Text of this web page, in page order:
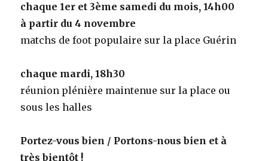
chaque 1er et 3ème samedi du mois, 14h00
à partir du 4 novembre
matchs de foot populaire sur la place Guérin
chaque mardi, 18h30
réunion plénière maintenue sur la place ou
sous les halles
Portez-vous bien / Portons-nous bien et à
très bientôt !